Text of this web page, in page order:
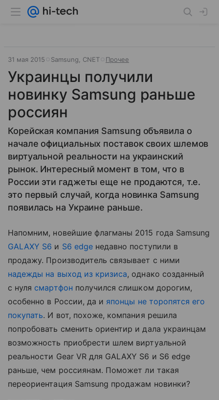
31 мая 2015 Samsung, CNET Прочее
Украинцы получили
новинку Samsung раньше
россиян
Корейская компания Samsung объявила о
начале официальных поставок своих шлемов
виртуальной реальности на украинский
рынок. Интересный момент в том, что в
России эти гаджеты еще не продаются, т.е.
это первый случай, когда новинка Samsung
появилась на Украине раньше.
Напомним, новейшие флагманы 2015 года Samsung
GALAXY S6 и S6 edgeнедавно поступили в
продажу. Производитель связывает с ними
надежды на выход из кризиса, однако созданный
с нуля смартфон получился слишком дорогим,
особенно в России, да и японцы не торопятся его
покупать. И вот, похоже, компания решила
попробовать сменить ориентир и дала украинцам
возможность приобрести шлем виртуальной
реальности Gear VR для GALAXY S6 и S6 edge
раньше, чем россиянам. Поможет ли такая
переориентация Samsung продажам новинки?